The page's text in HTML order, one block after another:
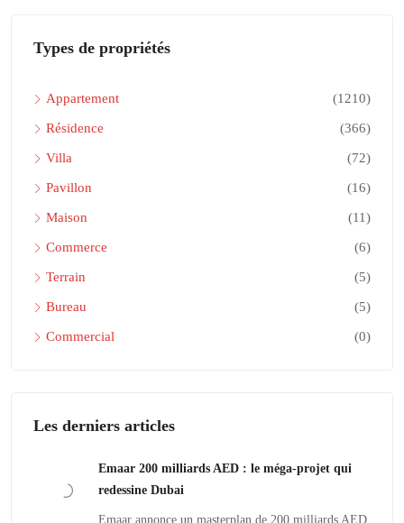
Types de propriétés
Appartement (1210)
Résidence (366)
Villa (72)
Pavillon (16)
Maison (11)
Commerce (6)
Terrain (5)
Bureau (5)
Commercial (0)
Les derniers articles
Emaar 200 milliards AED : le méga-projet qui
redessine Dubai
Emaar annonce un masterplan de 200 milliards AED